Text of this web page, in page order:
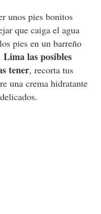
unos pies bonitos
que caiga el agua
pies en un barreño
Lima las posibles
tener, recorta tus
una crema hidratante